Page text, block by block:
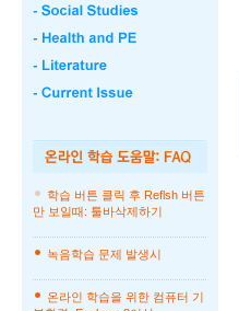
학습 버튼 클릭 후 Reflsh 버튼
만 보일때: 툴바삭제하기
녹음학습 문제 발생시
온라인 학습을 위한 컴퓨터 기